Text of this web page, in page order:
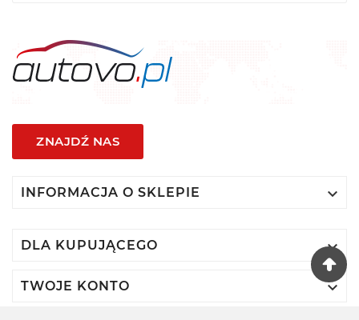
ZNAJDŹ NAS
INFORMACJA O SKLEPIE 
DLA KUPUJĄCEGO 
TWOJE KONTO 